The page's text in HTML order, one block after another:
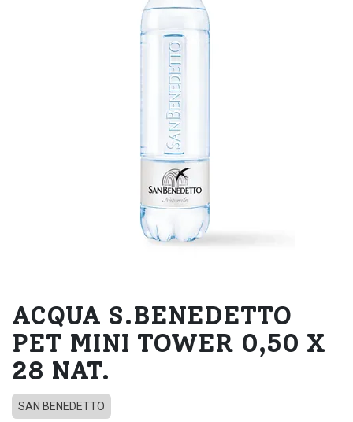
ACQUA S.BENEDETTO
PET MINI TOWER 0,50 X
28 NAT.
SAN BENEDETTO